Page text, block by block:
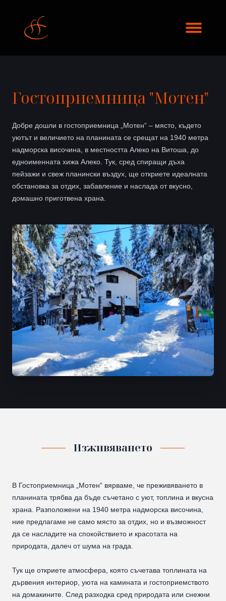
Гостоприемница "Мотен"
Добре дошли в гостоприемница „Мотен“ – място, където
уютът и величието на планината се срещат на 1940 метра
надморска височина, в местността Алеко на Витоша, до
едноименната хижа Алеко. Тук, сред спиращи дъха
пейзажи и свеж планински въздух, ще откриете идеалната
обстановка за отдих, забавление и наслада от вкусно,
домашно приготвена храна.
Изживяването
В Гостоприемница „Мотен“ вярваме, че преживяването в
планината трябва да бъде съчетано с уют, топлина и вкусна
храна. Разположени на 1940 метра надморска височина,
ние предлагаме не само място за отдих, но и възможност
да се насладите на спокойствието и красотата на
природата, далеч от шума на града.
Тук ще откриете атмосфера, която съчетава топлината на
дървения интериор, уюта на камината и гостоприемството
на домакините. След разходка сред природата или снежни